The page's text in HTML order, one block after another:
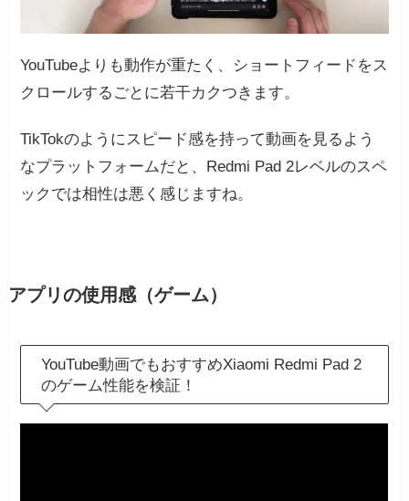
YouTubeよりも動作が重たく、ショートフィードをス
クロールするごとに若干カクつきます。
TikTokのようにスピード感を持って動画を見るよう
なプラットフォームだと、Redmi Pad 2レベルのスペ
ックでは相性は悪く感じますね。
アプリの使用感（ゲーム）
YouTube動画でもおすすめXiaomi Redmi Pad 2
のゲーム性能を検証！